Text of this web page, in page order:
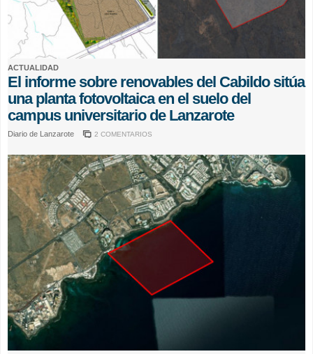
ACTUALIDAD
El informe sobre renovables del Cabildo sitúa
una planta fotovoltaica en el suelo del
campus universitario de Lanzarote
Diario de Lanzarote 2 COMENTARIOS